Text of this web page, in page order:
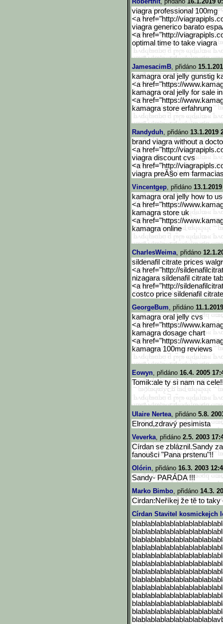
viagra professional 100mg
<a href="http://
viagra generico barato
<a href="http://
optimal time to take viagra
JamesacimB, přidáno
kamagra oral jelly gunstig
<a href="https://
kamagra oral jelly for sale
<a href="https://
kamagra store erfahrung
Randyduh, přidáno 13.1.2019
brand viagra without a
<a href="http://
viagra discount cvs
<a href="http://
viagra preĂ§o em
Vincentgep, přidáno
kamagra oral jelly how to
<a href="https://
kamagra store uk
<a href="https://
kamagra online
CharlesWeima, přidáno
sildenafil citrate prices
<a href="http://
nizagara sildenafil citrate
<a href="http://
costco price sildenafil citrate
GeorgeBum, přidáno
kamagra oral jelly cvs
<a href="https://
kamagra dosage chart
<a href="https://
kamagra 100mg reviews
Eowyn, přidáno 16.4. 2005
Tomik:ale ty si nam na
Ulaire Nertea, přidáno 5.8.
Elrond,zdravý pesimista
Veverka, přidáno 2.5. 2003
Círdan se zbláznil.Sandy
fanoušci "Pana prstenu"!!
Olórin, přidáno 16.3. 2003
Sandy- PARÁDA !!!
Marko Bimbo, přidáno 14.3.
Cirdan:Neříkej že tě to taky
Círdan Stavitel kosmickejch